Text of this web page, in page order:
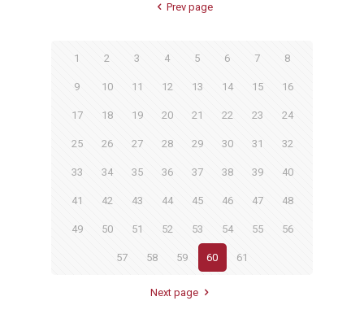
Prev page
1 2 3 4 5 6 7 8
9 10 11 12 13 14 15 16
17 18 19 20 21 22 23 24
25 26 27 28 29 30 31 32
33 34 35 36 37 38 39 40
41 42 43 44 45 46 47 48
49 50 51 52 53 54 55 56
57 58 59 60 61
Next page